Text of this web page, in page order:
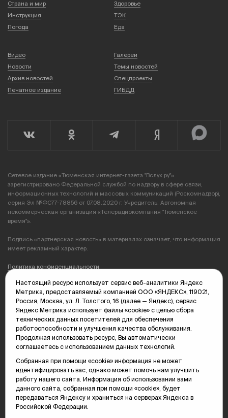
Страна и мир
Здоровье
Инструкция
ТЭК
Погода
Еда
Видео
Галереи
Новости
Темы новостей
Архив новостей
Спецпроекты
Печатное издание
ГИБДД
Сетевое издание «Тюменская интернет-газета "Вслух.ру"»
зарегистрировано Федеральной службой по надзору в сфере связи,
информационных технологий и массовых коммуникаций (Роскомнадзор),
серия Эл №ФС77-78856 от 07.08.2020 г. Учредитель: Автономная
некоммерческая организация «Телерадиокомпания "Тюменское
время"».
Подпись «партнерская новость» в материалах означает, что информация
имеет рекламный характер.
Политика конфиденциальности
Редакция: 625035, Тюмень, пр. Геологоразведчиков, 28А
(3452) 68-89-05
edit@vsluh.ru
Главный редактор: Панкина Т.Ю.
kika@vsluh.ru
По вопросам рекламы:
(3452) 68-89-78
kotovaev@sibinformburo.ru
mim@vsluh.ru
Настоящий ресурс использует сервис веб-аналитики Яндекс
Метрика, предоставляемый компанией ООО «ЯНДЕКС», 119021,
Россия, Москва, ул. Л. Толстого, 16 (далее — Яндекс), сервис
Яндекс Метрика использует файлы «cookie» с целью сбора
технических данных посетителей для обеспечения
работоспособности и улучшения качества обслуживания.
Продолжая использовать ресурс, Вы автоматически
соглашаетесь с использованием данных технологий.
Собранная при помощи «cookie» информация не может
идентифицировать вас, однако может помочь нам улучшить
работу нашего сайта. Информация об использовании вами
данного сайта, собранная при помощи «cookie», будет
передаваться Яндексу и храниться на серверах Яндекса в
Российской Федерации.